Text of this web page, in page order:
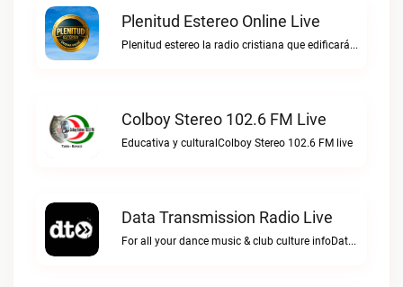
Plenitud Estereo Online Live
Plenitud estereo la radio cristiana que edificará tu vida.Plenitud Estereo Online live
Colboy Stereo 102.6 FM Live
Educativa y culturalColboy Stereo 102.6 FM live
Data Transmission Radio Live
For all your dance music & club culture infoData Transmission Radio live